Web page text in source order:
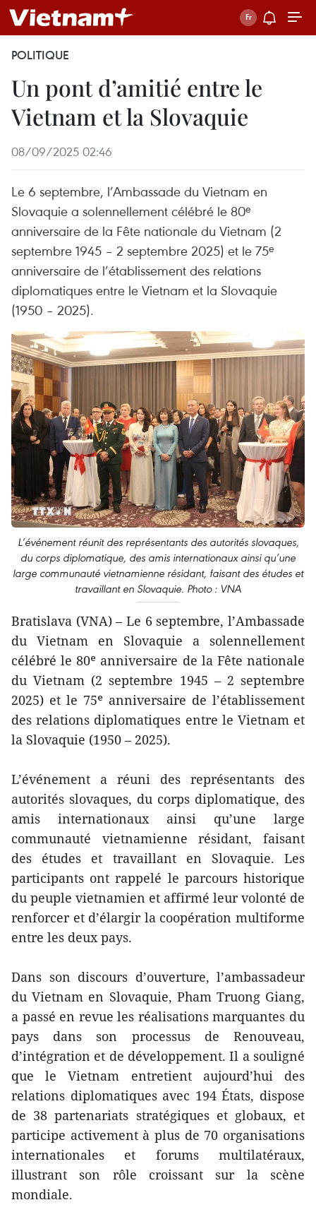
POLITIQUE
Un pont d’amitié entre le
Vietnam et la Slovaquie
08/09/2025 02:46
Le 6 septembre, l’Ambassade du Vietnam en
Slovaquie a solennellement célébré le 80ᵉ
anniversaire de la Fête nationale du Vietnam (2
septembre 1945 – 2 septembre 2025) et le 75ᵉ
anniversaire de l’établissement des relations
diplomatiques entre le Vietnam et la Slovaquie
(1950 – 2025).
L’événement réunit des représentants des autorités slovaques,
du corps diplomatique, des amis internationaux ainsi qu’une
large communauté vietnamienne résidant, faisant des études et
travaillant en Slovaquie. Photo : VNA
Bratislava (VNA) – Le 6 septembre, l’Ambassade
du Vietnam en Slovaquie a solennellement
célébré le 80ᵉ anniversaire de la Fête nationale
du Vietnam (2 septembre 1945 – 2 septembre
2025) et le 75ᵉ anniversaire de l’établissement
des relations diplomatiques entre le Vietnam et
la Slovaquie (1950 – 2025).
L’événement a réuni des représentants des
autorités slovaques, du corps diplomatique, des
amis internationaux ainsi qu’une large
communauté vietnamienne résidant, faisant
des études et travaillant en Slovaquie. Les
participants ont rappelé le parcours historique
du peuple vietnamien et affirmé leur volonté de
renforcer et d’élargir la coopération multiforme
entre les deux pays.
Dans son discours d’ouverture, l’ambassadeur
du Vietnam en Slovaquie, Pham Truong Giang,
a passé en revue les réalisations marquantes du
pays dans son processus de Renouveau,
d’intégration et de développement. Il a souligné
que le Vietnam entretient aujourd’hui des
relations diplomatiques avec 194 États, dispose
de 38 partenariats stratégiques et globaux, et
participe activement à plus de 70 organisations
internationales et forums multilatéraux,
illustrant son rôle croissant sur la scène
mondiale.